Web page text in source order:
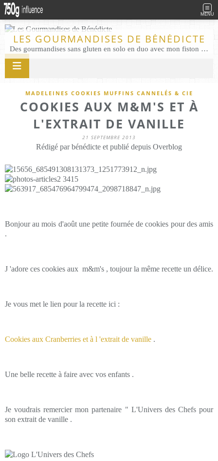
MENU
LES GOURMANDISES DE BÉNÉDICTE
Des gourmandises sans gluten en solo en duo avec mon fiston . Salé comme Sucré sans gluten éco responsable Les Gourmandises de Bénédicte gâteau produits locaux
MADELEINES COOKIES MUFFINS CANNELÉS & CIE
COOKIES AUX M&M'S ET À
L'EXTRAIT DE VANILLE
21 SEPTEMBRE 2013
Rédigé par bénédicte et publié depuis Overblog
Bonjour au mois d'août une petite fournée de cookies pour des amis
.
J 'adore ces cookies aux m&m's , toujour la même recette un délice.
Je vous met le lien pour la recette ici :
Cookies aux Cranberries et à l 'extrait de vanille .
Une belle recette à faire avec vos enfants .
Je voudrais remercier mon partenaire " L'Univers des Chefs pour
son extrait de vanille .